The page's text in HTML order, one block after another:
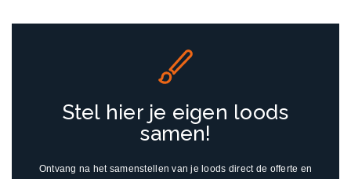
Stel hier je eigen loods
samen!
Ontvang na het samenstellen van je loods direct de offerte en